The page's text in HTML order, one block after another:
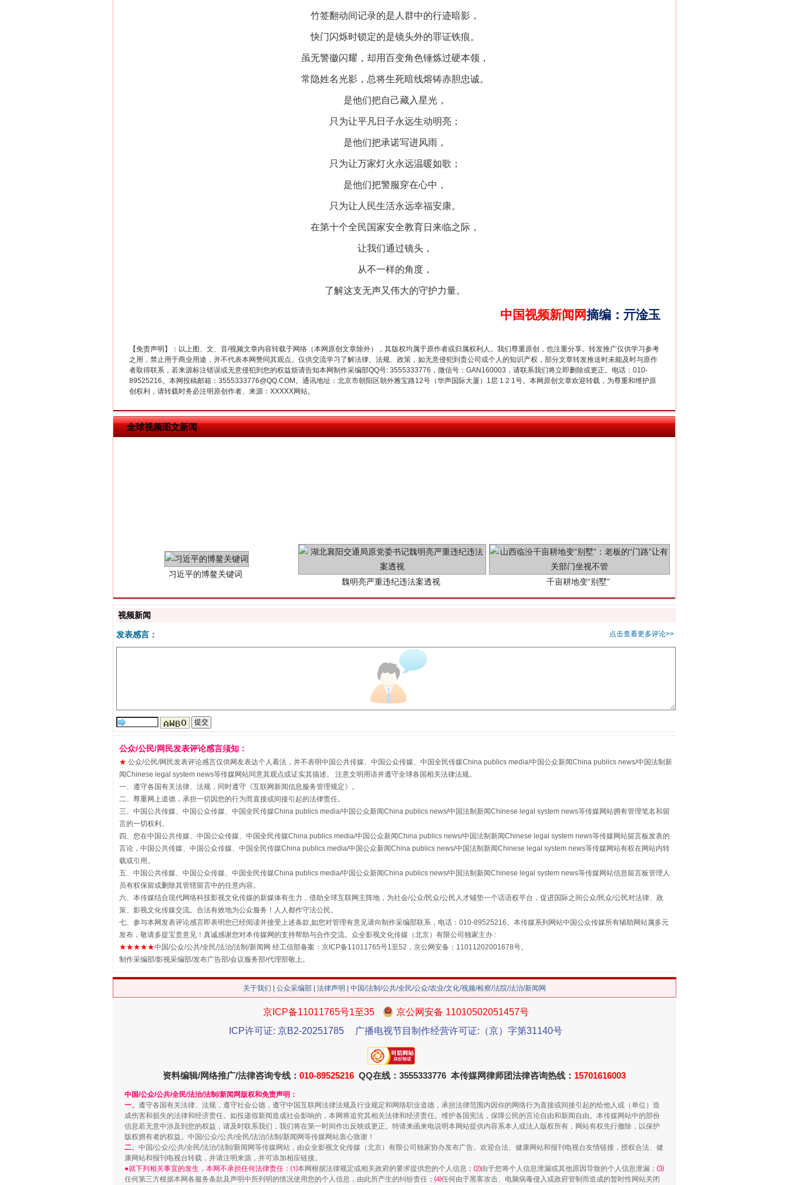
竹签翻动间记录的是人群中的行迹暗影，
快门闪烁时锁定的是镜头外的罪证铁痕。
虽无警徽闪耀，却用百变角色锤炼过硬本领，
常隐姓名光影，总将生死暗线熔铸赤胆忠诚。
是他们把自己藏入星光，
只为让平凡日子永远生动明亮；
是他们把承诺写进风雨，
只为让万家灯火永远温暖如歌；
是他们把警服穿在心中，
只为让人民生活永远幸福安康。
在第十个全民国家安全教育日来临之际，
让我们通过镜头，
从不一样的角度，
了解这支无声又伟大的守护力量。
中国视频新闻网摘编 ： 亓淦玉
【免责声明】：以上图、文、音/视频文章内容转载于网络（本网原创文章除外），其版权均属于原作者或归属权利人。我们尊重原创，也注重分享。转发推广仅供学习参考
之用，禁止用于商业用途，并不代表本网赞同其观点。仅供交流学习了解法律、法规、政策，如无意侵犯到贵公司或个人的知识产权，部分文章转发推送时未能及时与原作
者取得联系，若来源标注错误或无意侵犯到您的权益烦请告知本网制作采编部QQ号: 3555333776，微信号：GAN160003，请联系我们将立即删除或更正。电话：010-
89525216。本网投稿邮箱：3555333776@QQ.COM。通讯地址：北京市朝阳区朝外雅宝路12号（华声国际大厦）1层 1 2 1号。本网原创文章欢迎转载，为尊重和维护原
创权利，请转载时务必注明原创作者、来源：XXXXX网站。
全球视频图文新闻
茶叶“炒上天”
谢谢有你温暖了四季
在谋一域中谋全局
生物安全法正式实施
揭批美国五大"原罪" "炒鞋教程"里的骗局 习近平的“航天情”
解纷+调解+退费，一次搞定
重拳出击！专项整治午间酒驾
站台名比不上好声名
走近一线检察官
“谁都不怕”的他落马了
视频新闻
点击查看更多评论>>
发表感言：
公众/公民/网民发表评论感言须知：
★ 公众/公民/网民发表评论感言仅供网友表达个人看法，并不表明中国公共传媒、中国公众传媒、中国全民传媒China publics media/中国公众新闻China publics news/中国法制新
闻Chinese legal system news等传媒网站同意其观点或证实其描述。 注意文明用语并遵守全球各国相关法律法规。
一、遵守各国有关法律、法规，同时遵守《互联网新闻信息服务管理规定》。
二、尊重网上道德，承担一切因您的行为而直接或间接引起的法律责任。
三、中国公共传媒、中国公众传媒、中国全民传媒China publics media/中国公众新闻China publics news/中国法制新闻Chinese legal system news等传媒网站拥有管理笔名和留
言的一切权利。
四、您在中国公共传媒、中国公众传媒、中国全民传媒China publics media/中国公众新闻China publics news/中国法制新闻Chinese legal system news等传媒网站留言板发表的
言论，中国公共传媒、中国公众传媒、中国全民传媒China publics media/中国公众新闻China publics news/中国法制新闻Chinese legal system news等传媒网站有权在网站内转
载或引用。
五、中国公共传媒、中国公众传媒、中国全民传媒China publics media/中国公众新闻China publics news/中国法制新闻Chinese legal system news等传媒网站信息留言板管理人
员有权保留或删除其管辖留言中的任意内容。
六、本传媒结合现代网络科技影视文化传媒的新媒体有生力，借助全球互联网主阵地，为社会/公众/民众/公民人才铺垫一个话语权平台，促进国际之间公众/民众/公民对法律、政
策、影视文化传媒交流。合法有效地为公众服务！人人都作守法公民。
七、参与本网发表评论感言即表明您已经阅读并接受上述条款,如您对管理有意见请向制作采编部联系，电话：010-89525216。本传媒系列网站中国公众传媒所有辅助网站属多元
发布，敬请多提宝贵意见！真诚感谢您对本传媒网的支持帮助与合作交流。众全影视文化传媒（北京）有限公司独家主办 :
★★★★★中国/公众/公共/全民/法治/法制/新闻网 经工信部备案：京ICP备11011765号1至52，京公网安备：11011202001678号。
制作采编部/影视采编部/发布广告部/会议服务部/代理部敬上。
关于我们 公众采编部 法律声明 | 中国/法制/公共/全民/公众/农业/文化/视频/检察/法院/法治/新闻网
京ICP备11011765号1至35
京公网安备 11010502051457号
ICP许可证: 京B2-20251785
广播电视节目制作经营许可证:（京）字第31140号
资料编辑/网络推广/法律咨询专线： 010-89525216 QQ在线：3555333776 本传媒网律师团法律咨询热线： 15701616003
中国/公众/公共/全民/法治/法制/新闻网版权和免责声明：
一、 遵守各国有关法律、法规，遵守社会公德，遵守中国互联网法律法规及行业规定和网络职业道德，承担法律范围内因你的网络行为直接或间接引起的给他人或（单位）造
成伤害和损失的法律和经济责任。如投递假新闻造成社会影响的，本网将追究其相关法律和经济责任。维护各国宪法，保障公民的言论自由和新闻自由。本传媒网站中的部份
信息若无意中涉及到您的权益，请及时联系我们，我们将在第一时间作出反映或更正。特请来函来电说明本网站提供内容系本人或法人版权所有，网站有权先行撤除，以保护
版权拥有者的权益。中国/公众/公共/全民/法治/法制/新闻网等传媒网站衷心致谢！
二、 中国/公众/公共/全民/法治/法制/新闻网等传媒网站，由众全影视文化传媒（北京）有限公司独家协办发布广告。欢迎合法、健康网站和报刊电视台友情链接，授权合法、健
康网站和报刊电视台转载，并请注明来源，并可添加相应链接。
●就下列相关事宜的发生，本网不承担任何法律责任：⑴本网根据法律规定或相关政府的要求提供您的个人信息； ⑵由于您将个人信息泄漏或其他原因导致的个人信息泄漏； ⑶
任何第三方根据本网各服务条款及声明中所列明的情况使用您的个人信息，由此所产生的纠纷责任； ⑷任何由于黑客攻击、电脑病毒侵入或政府管制而造成的暂时性网站关闭